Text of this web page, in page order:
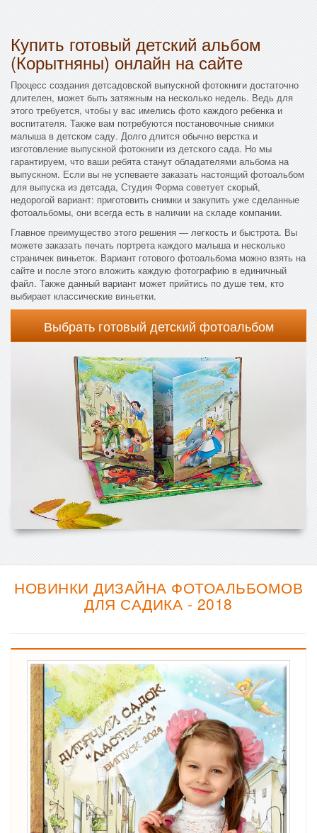
Купить готовый детский альбом
(Корытняны) онлайн на сайте
Процесс создания детсадовской выпускной фотокниги достаточно
длителен, может быть затяжным на несколько недель. Ведь для
этого требуется, чтобы у вас имелись фото каждого ребенка и
воспитателя. Также вам потребуются постановочные снимки
малыша в детском саду. Долго длится обычно верстка и
изготовление выпускной фотокниги из детского сада. Но мы
гарантируем, что ваши ребята станут обладателями альбома на
выпускном. Если вы не успеваете заказать настоящий фотоальбом
для выпуска из детсада, Студия Форма советует скорый,
недорогой вариант: приготовить снимки и закупить уже сделанные
фотоальбомы, они всегда есть в наличии на складе компании.
Главное преимущество этого решения — легкость и быстрота. Вы
можете заказать печать портрета каждого малыша и несколько
страничек виньеток. Вариант готового фотоальбома можно взять на
сайте и после этого вложить каждую фотографию в единичный
файл. Также данный вариант может прийтись по душе тем, кто
выбирает классические виньетки.
Выбрать готовый детский фотоальбом
НОВИНКИ ДИЗАЙНА ФОТОАЛЬБОМОВ
ДЛЯ САДИКА - 2018